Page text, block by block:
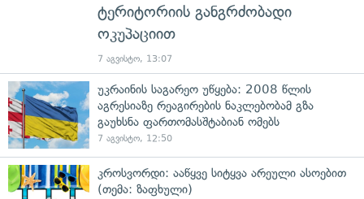
ტერიტორიის განგრძობადი
ოკუპაციით
7 აგვისტო, 13:07
უკრაინის საგარეო უწყება: 2008 წლის
აგრესიაზე რეაგირების ნაკლებობამ გზა
გაუხსნა ფართომასშტაბიან ომებს
7 აგვისტო, 12:50
კროსვორდი: ააწყვე სიტყვა არეული ასოებით
(თემა: ზაფხული)